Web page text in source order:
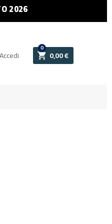
2026
Accedi  0,00 €
0